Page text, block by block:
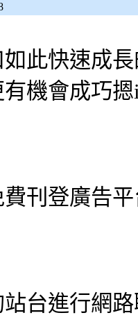
此快速成
機會成巧
刊登廣告
台進行網